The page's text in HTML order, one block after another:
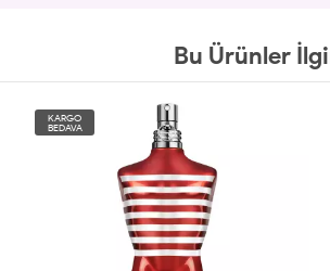
Bu Ürünler
KARGO
BEDAVA